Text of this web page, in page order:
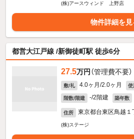
(株)アースウィンド 上野店
物件詳細を見
都営大江戸線 /新御徒町駅 徒歩6分
27.5万円 （管理費不要）
敷/礼 4.0ヶ月/2.0ヶ月 使
階数/階建 -/2階建 築年数
住所 東京都台東区鳥越１
(株)ステージ